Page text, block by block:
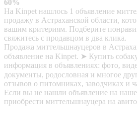
60%
На Kinpet нашлось 1 объявление
продажу в Астраханской области,
вашим критериям. Подберите
свяжитесь с продавцом в два клика.
Продажа миттельшнауцеров в
объявление на Kinpet. ➤ Купить
информация в объявлениях: фото,
документы, родословная и многое
отзывов о питомниках, заводчиках и
Если вы не нашли объявление на
приобрести миттельшнауцера на